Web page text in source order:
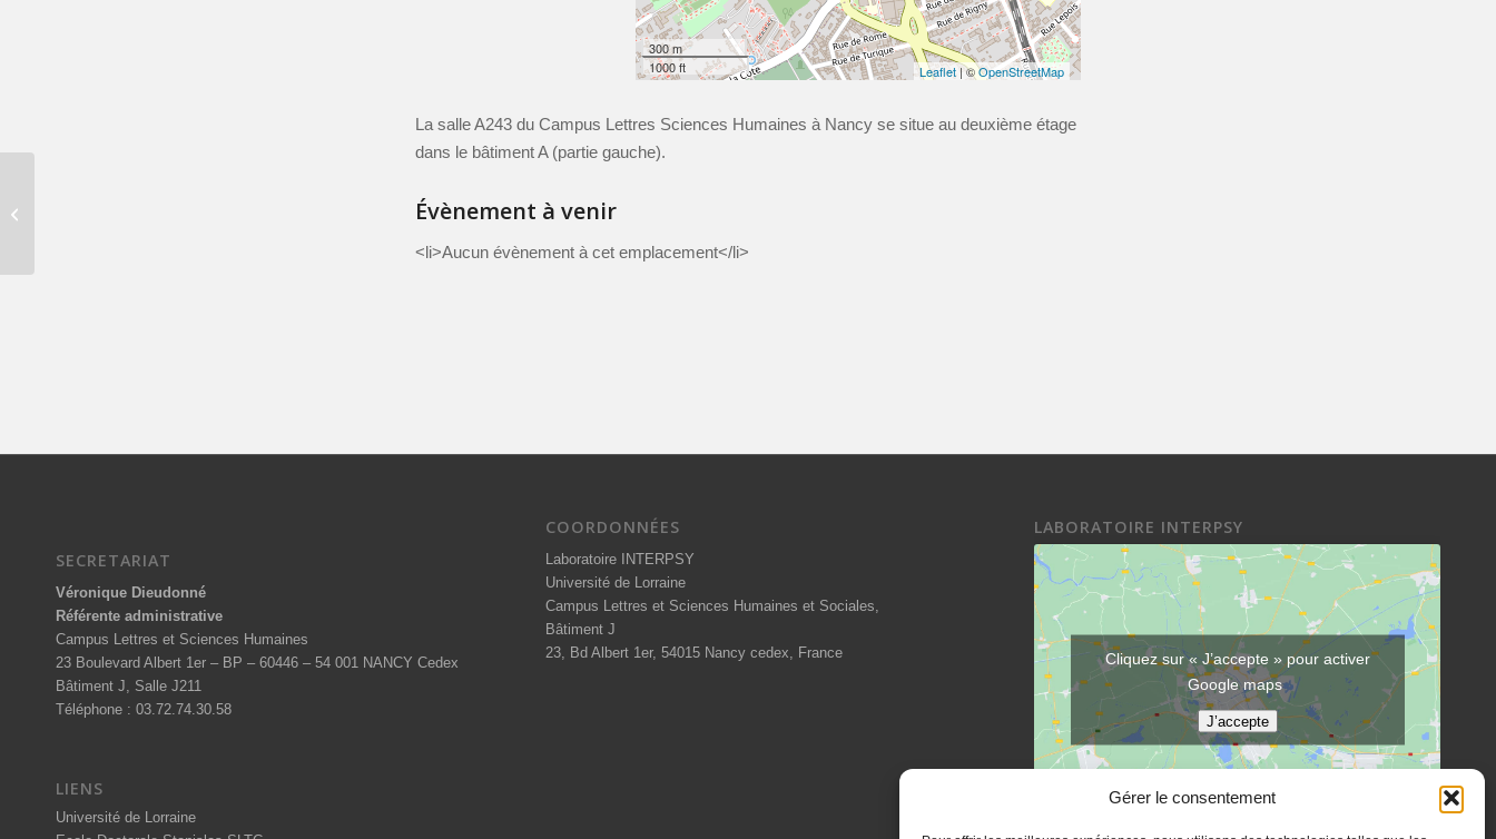
Gérer le consentement
300 m
1000 ft
Leaflet | ©OpenStreetMap
La salle A243 du Campus Lettres Sciences Humaines à Nancy se situe au deuxième étage
dans le bâtiment A (partie gauche).
Évènement à venir
<li>Aucun évènement à cet emplacement</li>
SECRETARIAT
Véronique Dieudonné
Référente administrative
Campus Lettres et Sciences Humaines
23 Boulevard Albert 1er – BP – 60446 – 54 001 NANCY Cedex
Bâtiment J, Salle J211
Téléphone : 03.72.74.30.58
LIENS
Université de Lorraine
COORDONNÉES
Laboratoire INTERPSY
Université de Lorraine
Campus Lettres et Sciences Humaines et Sociales,
Bâtiment J
23, Bd Albert 1er, 54015 Nancy cedex, France
LABORATOIRE INTERPSY
Cliquez sur « J’accepte » pour activer
Google maps
J’accepte